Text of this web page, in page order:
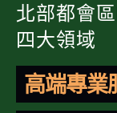
北部都會
四大領域
高端專業